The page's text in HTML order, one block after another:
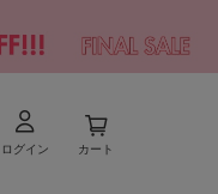
ログイン カート